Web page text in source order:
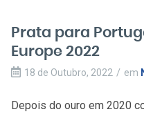
Prata para
Europe 2022
18 de Outubro, 2022 / em
Depois do ouro em 2020